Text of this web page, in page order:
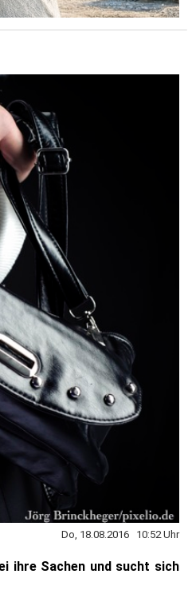
Do, 18.08.2016 10:52 Uhr
ihre Sachen und sucht sich